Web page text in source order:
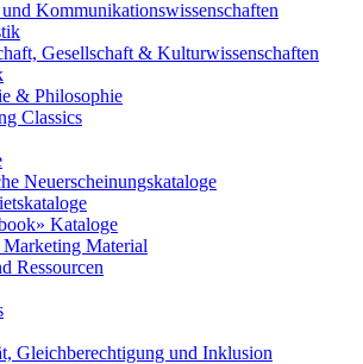
Kommunikationswissenschaften
Gesellschaft & Kulturwissenschaften
& Philosophie
Classics
Neuerscheinungskataloge
Kataloge
Marketing Material
Ressourcen
Gleichberechtigung und Inklusion